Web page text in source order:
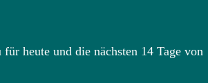
heute und die nächsten 14 Tage von